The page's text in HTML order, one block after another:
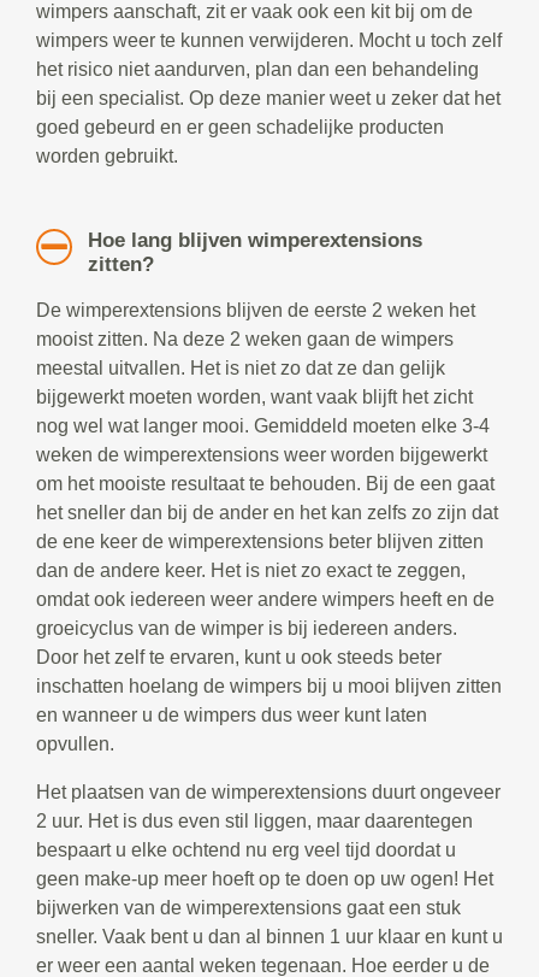
wimpers aanschaft, zit er vaak ook een kit bij om de
wimpers weer te kunnen verwijderen. Mocht u toch zelf
het risico niet aandurven, plan dan een behandeling
bij een specialist. Op deze manier weet u zeker dat het
goed gebeurd en er geen schadelijke producten
worden gebruikt.
Hoe lang blijven wimperextensions
zitten?
De wimperextensions blijven de eerste 2 weken het
mooist zitten. Na deze 2 weken gaan de wimpers
meestal uitvallen. Het is niet zo dat ze dan gelijk
bijgewerkt moeten worden, want vaak blijft het zicht
nog wel wat langer mooi. Gemiddeld moeten elke 3-4
weken de wimperextensions weer worden bijgewerkt
om het mooiste resultaat te behouden. Bij de een gaat
het sneller dan bij de ander en het kan zelfs zo zijn dat
de ene keer de wimperextensions beter blijven zitten
dan de andere keer. Het is niet zo exact te zeggen,
omdat ook iedereen weer andere wimpers heeft en de
groeicyclus van de wimper is bij iedereen anders.
Door het zelf te ervaren, kunt u ook steeds beter
inschatten hoelang de wimpers bij u mooi blijven zitten
en wanneer u de wimpers dus weer kunt laten
opvullen.
Het plaatsen van de wimperextensions duurt ongeveer
2 uur. Het is dus even stil liggen, maar daarentegen
bespaart u elke ochtend nu erg veel tijd doordat u
geen make-up meer hoeft op te doen op uw ogen! Het
bijwerken van de wimperextensions gaat een stuk
sneller. Vaak bent u dan al binnen 1 uur klaar en kunt u
er weer een aantal weken tegenaan. Hoe eerder u de